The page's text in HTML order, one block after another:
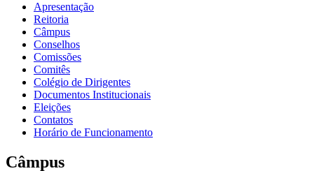
Apresentação
Reitoria
Câmpus
Conselhos
Comissões
Comitês
Colégio de Dirigentes
Documentos Institucionais
Eleições
Contatos
Horário de Funcionamento
Câmpus